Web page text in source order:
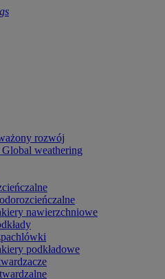
rozwój
weathering
nawierzchniowe
podkładowe